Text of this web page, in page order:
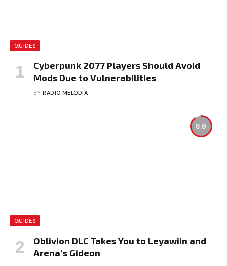
GUIDES
Cyberpunk 2077 Players Should Avoid
Mods Due to Vulnerabilities
BY RADIO MELODIA
8.9
GUIDES
Oblivion DLC Takes You to Leyawiin and
Arena’s Gideon